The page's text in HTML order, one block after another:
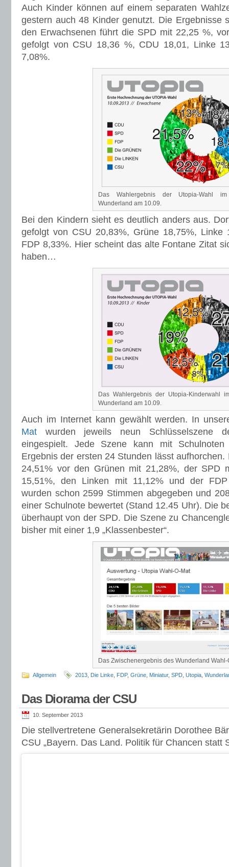
Auch Kinder können auf einem separaten
gestern auch 48 Kinder genutzt. Die Ergebnisse
den Erwachsenen führt die SPD mit 22,25 %,
gefolgt von CSU 18,36 %, CDU 18,01, Linke
7,08%.
Das Wahlergebnis der Utopia-Wahl
Wunderland am 10.09.
Bei den Kindern sieht es deutlich anders aus.
gefolgt von CSU 20,83%, Grüne 18,75%, Linke
FDP 8,33%. Hier scheint das alte Fontane Zitat
haben…
Das Wahlergebnis der Utopia-Kinderwahl
Wunderland am 10.09.
Auch im Internet kann gewählt werden. In
Mat wurden jeweils neun Schlüsselszene
eingespielt. Jede Szene kann mit
Ergebnis der ersten 24 Stunden lässt
24,51% vor den Grünen mit 21,28%, der SPD
15,51%, den Linken mit 11,12% und der
wurden schon 2599 Stimmen abgegeben und
einer Schulnote bewertet (Stand 12.45 Uhr). Die
überhaupt von der SPD. Die Szene zu
bisher mit einer 1,9 „Klassenbester“.
Das Zwischenergebnis des Wunderland Wahl-
Allgemein 2013 Die Linke FDP, Grüne Miniatur, SPD Utopia
Das Diorama der CSU
10. September 2013
Die stellvertretene Generalsekretärin Dorothee
CSU „Bayern. Das Land. Politik für Chancen statt